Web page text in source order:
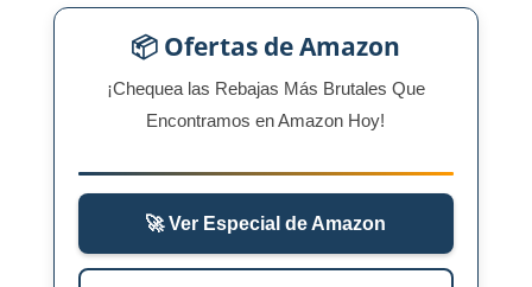
📦 Ofertas de Amazon
¡Chequea las Rebajas Más Brutales Que
Encontramos en Amazon Hoy!
🚀 Ver Especial de Amazon